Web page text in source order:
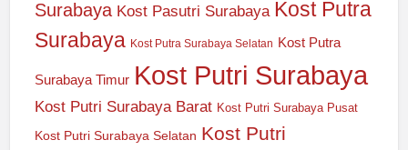
Surabaya Kost Pasutri Surabaya Kost Putra
Surabaya Kost Putra Surabaya Selatan Kost Putra
Surabaya Timur Kost Putri Surabaya
Kost Putri Surabaya Barat Kost Putri Surabaya Pusat
Kost Putri Surabaya Selatan Kost Putri